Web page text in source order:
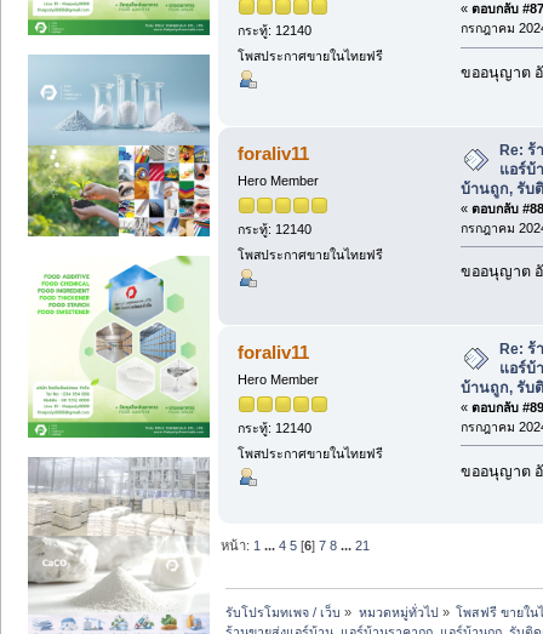
กระทู้: 12140
โพสประกาศขายในไทยฟรี
« ตอบกลับ
กรกฎาคม
ขออนุญาต
foraliv11
Hero Member
กระทู้: 12140
โพสประกาศขายในไทยฟรี
Re: ร้
แอร์บ้
บ้านถูก, รับ
« ตอบกลับ
กรกฎาคม
ขออนุญาต
foraliv11
Hero Member
กระทู้: 12140
โพสประกาศขายในไทยฟรี
Re: ร้
แอร์บ้
บ้านถูก, รับ
« ตอบกลับ
กรกฎาคม
ขออนุญาต
หน้า: 1 ...4 5 [6]7 8 ...21
รับโปรโมทเพจ / เว็บ » หมวดหมู่ทั่วไป» โพสฟรี ขายใน